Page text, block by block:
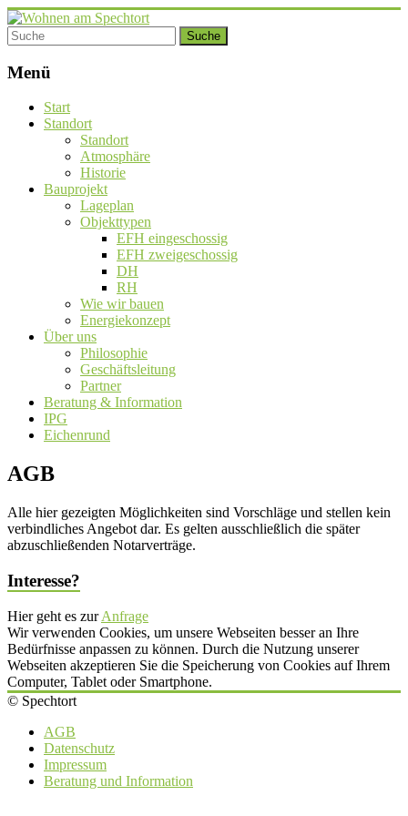
Menü
Start
Standort
Standort
Atmosphäre
Historie
Bauprojekt
Lageplan
Objekttypen
EFH eingeschossig
EFH zweigeschossig
DH
RH
Wie wir bauen
Energiekonzept
Über uns
Philosophie
Geschäftsleitung
Partner
Beratung & Information
IPG
Eichenrund
AGB
Alle hier gezeigten Möglichkeiten sind Vorschläge und stellen kein
verbindliches Angebot dar. Es gelten ausschließlich die später
abzuschließenden Notarverträge.
Interesse?
Hier geht es zurAnfrage
Wir verwenden Cookies, um unsere Webseiten besser an Ihre
Bedürfnisse anpassen zu können. Durch die Nutzung unserer
Webseiten akzeptieren Sie die Speicherung von Cookies auf Ihrem
Computer, Tablet oder Smartphone.
© Spechtort
AGB
Datenschutz
Impressum
Beratung und Information